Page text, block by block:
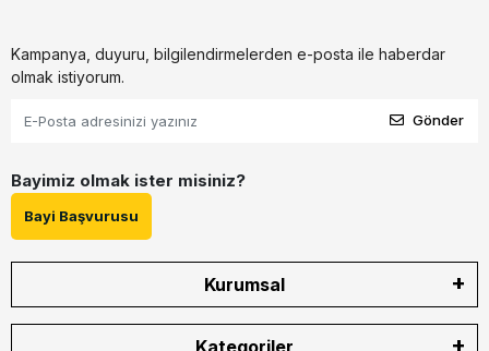
Kampanya, duyuru, bilgilendirmelerden e-posta ile haberdar
olmak istiyorum.
Gönder
Bayimiz olmak ister misiniz?
Bayi Başvurusu
Kurumsal
Kategoriler